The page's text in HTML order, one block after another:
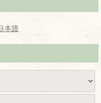
本語